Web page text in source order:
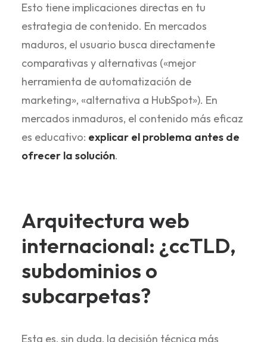
Esto tiene implicaciones directas en tu
estrategia de contenido. En mercados
maduros, el usuario busca directamente
comparativas y alternativas («mejor
herramienta de automatización de
marketing», «alternativa a HubSpot»). En
mercados inmaduros, el contenido más eficaz
es educativo: explicar el problema antes de
ofrecer la solución.
Arquitectura web
internacional: ¿ccTLD,
subdominios o
subcarpetas?
Esta es, sin duda, la decisión técnica más